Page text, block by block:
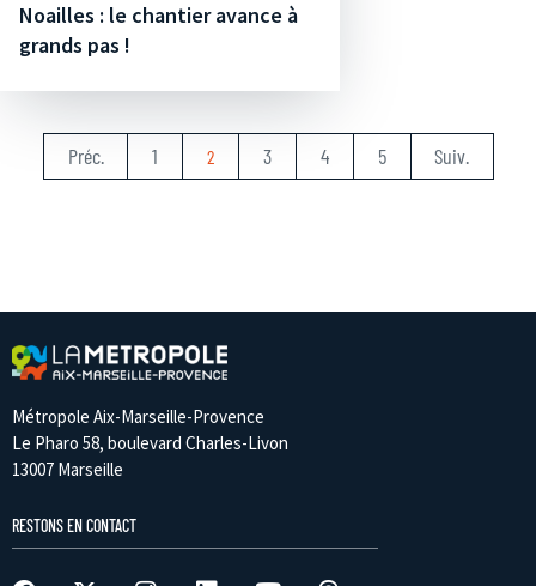
Noailles : le chantier avance à
grands pas !
Préc. 1 2 3 4 5 Suiv.
Métropole Aix-Marseille-Provence
Le Pharo 58, boulevard Charles-Livon
13007 Marseille
RESTONS EN CONTACT